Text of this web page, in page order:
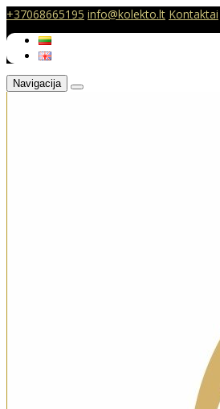
+37068665195 info@kolekto.lt Kontaktai
Navigacija